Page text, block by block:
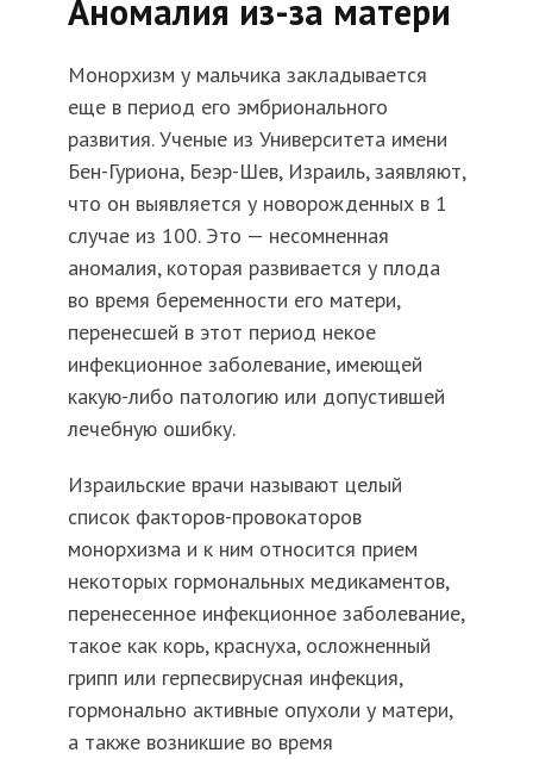
Аномалия из-за матери
Монорхизм у мальчика закладывается
еще в период его эмбрионального
развития. Ученые из Университета имени
Бен-Гуриона, Беэр-Шев, Израиль, заявляют,
что он выявляется у новорожденных в 1
случае из 100. Это — несомненная
аномалия, которая развивается у плода
во время беременности его матери,
перенесшей в этот период некое
инфекционное заболевание, имеющей
какую-либо патологию или допустившей
лечебную ошибку.
Израильские врачи называют целый
список факторов-провокаторов
монорхизма и к ним относится прием
некоторых гормональных медикаментов,
перенесенное инфекционное заболевание,
такое как корь, краснуха, осложненный
грипп или герпесвирусная инфекция,
гормонально активные опухоли у матери,
а также возникшие во время